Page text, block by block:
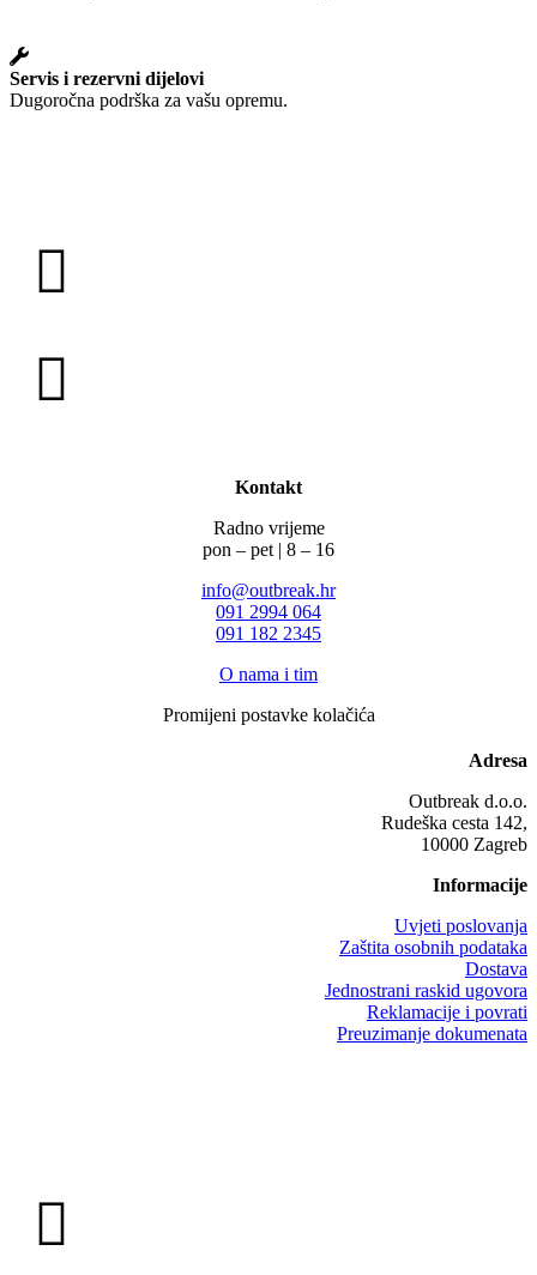
Servis i rezervni dijelovi
Dugoročna podrška za vašu opremu.
Kontakt
Radno vrijeme
pon – pet | 8 – 16
info@outbreak.hr
‪091 2994 064
091 182 2345
O nama i tim
Promijeni postavke kolačića
Adresa
Outbreak d.o.o.
Rudeška cesta 142,
10000 Zagreb
Informacije
Uvjeti poslovanja
Zaštita osobnih podataka
Dostava
Jednostrani raskid ugovora
Reklamacije i povrati
Preuzimanje dokumenata